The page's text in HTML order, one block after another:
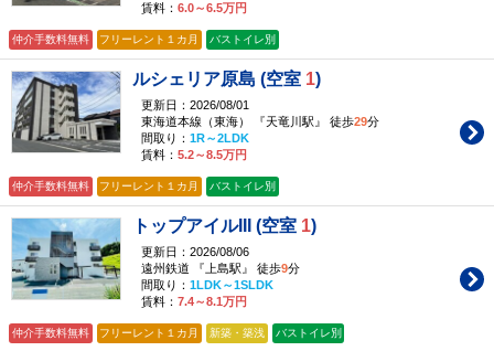
賃料： 6.0～6.5万円
仲介手数料無料 フリーレント１カ月 バストイレ別
ルシェリア原島 (空室 1)
更新日：2026/08/01
東海道本線（東海） 『天竜川駅』 徒歩29分
間取り： 1R～2LDK
賃料： 5.2～8.5万円
仲介手数料無料 フリーレント１カ月 バストイレ別
トップアイルIII (空室 1)
更新日：2026/08/06
遠州鉄道 『上島駅』 徒歩9分
間取り： 1LDK～1SLDK
賃料： 7.4～8.1万円
仲介手数料無料 フリーレント１カ月 新築・築浅 バストイレ別